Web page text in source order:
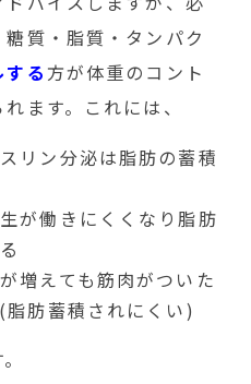
質・脂質・タンパク
る 方が体重のコント
ます。これには、
リン分泌は脂肪の蓄積
が働きにくくなり脂肪
増えても筋肉がついた
脂肪蓄積されにくい)